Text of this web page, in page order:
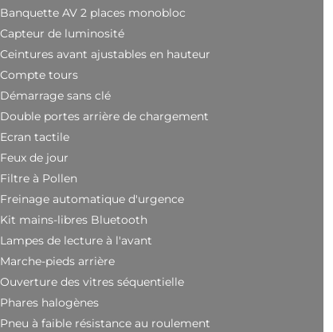
Banquette AV 2 places monobloc
Capteur de luminosité
Ceintures avant ajustables en hauteur
Compte tours
Démarrage sans clé
Double portes arrière de chargement
Ecran tactile
Feux de jour
Filtre à Pollen
Freinage automatique d'urgence
Kit mains-libres Bluetooth
Lampes de lecture à l'avant
Marche-pieds arrière
Ouverture des vitres séquentielle
Phares halogènes
Pneu à faible résistance au roulement